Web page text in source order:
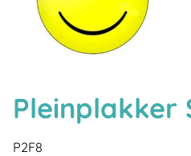
Pleinplakker
P2F8